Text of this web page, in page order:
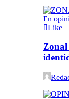
En
Like
Zonal